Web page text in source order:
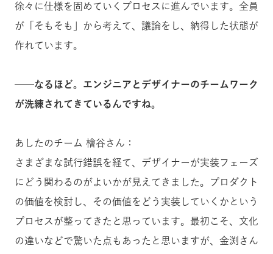
徐々に仕様を固めていくプロセスに進んでいます。全員
が「そもそも」から考えて、議論をし、納得した状態が
作れています。
──なるほど。エンジニアとデザイナーのチームワーク
が洗練されてきているんですね。
あしたのチーム 檜谷さん：
さまざまな試行錯誤を経て、デザイナーが実装フェーズ
にどう関わるのがよいかが見えてきました。プロダクト
の価値を検討し、その価値をどう実装していくかという
プロセスが整ってきたと思っています。最初こそ、文化
の違いなどで驚いた点もあったと思いますが、金渕さん